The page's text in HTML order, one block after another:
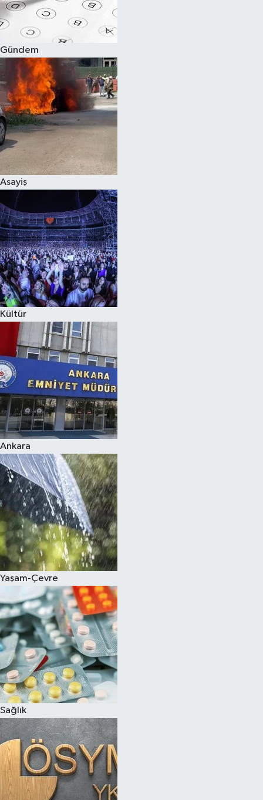
Gündem
Asayiş
Kültür
Ankara
Yaşam-Çevre
Sağlık
Spor
Burç Yorumları
Çocuk
Eğitim
Kadın
Kim kimdir?
Kültür Sanat
Sağlık
Siyaset
Teknoloji
Televizyon
Yaşam-Çevre